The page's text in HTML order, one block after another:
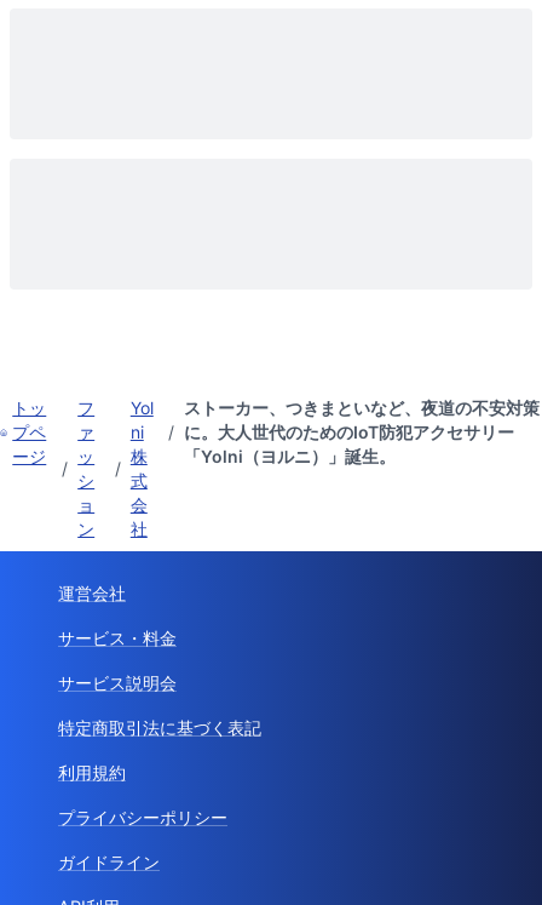
トッ
プペ
ージ
/
フ
ァ
ッ
シ
ョ
ン
/
Yol
ni
株
式
会
社
/
ストーカー、つきまといなど、夜道の不安対策
に。大人世代のためのIoT防犯アクセサリー
「Yolni（ヨルニ）」誕生。
運営会社
サービス・料金
サービス説明会
特定商取引法に基づく表記
利用規約
プライバシーポリシー
ガイドライン